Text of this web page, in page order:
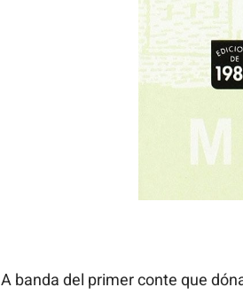
A banda del primer conte que